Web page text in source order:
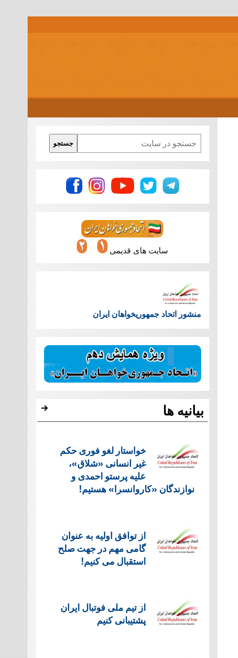
Search
جستجو
سایت های قدیمی
منشور اتحاد جمهوریخواهان ایران
بیانیه ها
خواستار لغو فوری حکم
غیر انسانی «شلاق»،
علیه پرستو احمدی و
نوازندگان «کاروانسرا» هستیم!
از توافق اولیه به عنوان
گامی مهم در جهت صلح
استقبال می کنیم!
از تیم ملی فوتبال ایران
پشتیبانی کنیم